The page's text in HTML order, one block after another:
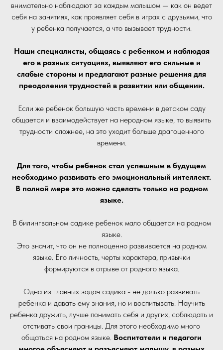
внимательно наблюдают за каждым малышом — как он ведет
себя на занятиях, как проявляет себя в играх с друзьями, что
у ребенка получается, а что вызывает трудности.
Наши специалисты, общаясь с ребенком и наблюдая
его в разных ситуациях, выявляют его сильные и
слабые стороны и предлагают разные решения для
преодоления трудностей в развитии или общении.
Если же ребенок большую часть времени в детском саду
общается и взаимодействует на неродном языке, то выявить
трудности сложнее, на это уходит больше драгоценного
времени.
Для того, чтобы ребенок стал успешным в будущем
необходимо развивать его эмоциональный интеллект.
В полной мере это можно сделать только на родном
языке.
В билингвальном садике ребенок мало общается на родном
языке.
Это значит, что он не полноценно развивается на родном
языке. Его личность, черты характера, привычки
формируются в отрыве от родного языка.
Одна из главных задач садика - не долько развивать
ребенка и давать ему знания, но и воспитывать. Научить
ребенка дружить, лучше понимать себя и других, соблюдать и
отстивать свои границы. Для этого необходимо много
общаться на родном языке. Воспитатели и педагоги